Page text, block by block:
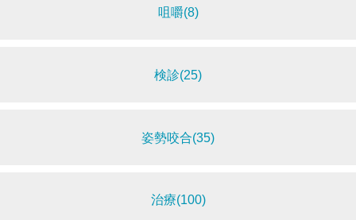
咀嚼(8)
検診(25)
姿勢咬合(35)
治療(100)